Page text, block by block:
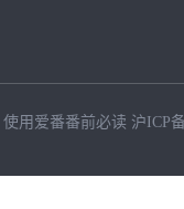
使用爱番番前必读 沪ICP